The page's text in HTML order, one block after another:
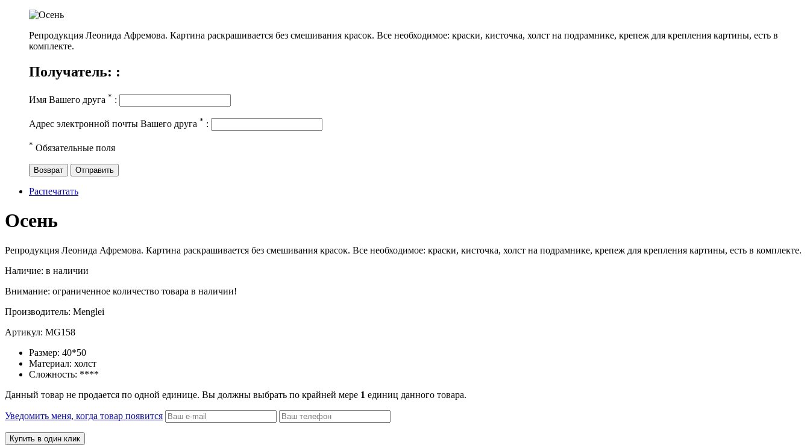
Репродукция Леонида Афремова. Картина раскрашивается без смешивания красок. Все необходимое: краски, кисточка, холст на подрамнике, крепеж для крепления картины, есть в
комплекте.
Получатель: :
Имя Вашего друга * :
Адрес электронной почты Вашего друга * :
* Обязательные поля
Возврат Отправить
Распечатать
Осень
Репродукция Леонида Афремова. Картина раскрашивается без смешивания красок. Все необходимое: краски, кисточка, холст на подрамнике, крепеж для крепления картины, есть в комплекте.
Наличие: в наличии
Внимание: ограниченное количество товара в наличии!
Производитель: Menglei
Артикул: MG158
Размер: 40*50
Материал: холст
Сложность: ****
Данный товар не продается по одной единице. Вы должны выбрать по крайней мере 1 единиц данного товара.
Уведомить меня, когда товар появится